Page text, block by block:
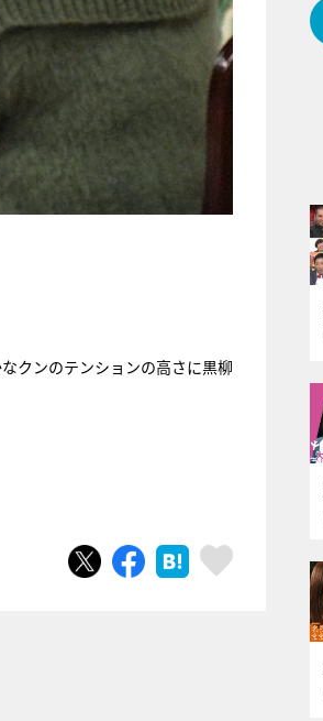
クンのテンションの高さに黒柳
ツイートシェア はてブ